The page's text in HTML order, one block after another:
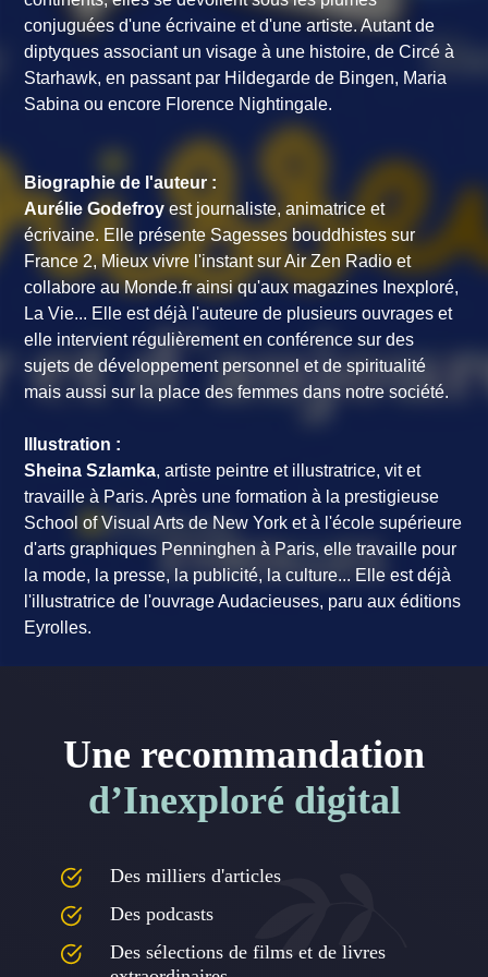
conjuguées d'une écrivaine et d'une artiste. Autant de
diptyques associant un visage à une histoire, de Circé à
Starhawk, en passant par Hildegarde de Bingen, Maria
Sabina ou encore Florence Nightingale.
Biographie de l'auteur :
Aurélie Godefroy est journaliste, animatrice et
écrivaine. Elle présente Sagesses bouddhistes sur
France 2, Mieux vivre l'instant sur Air Zen Radio et
collabore au Monde.fr ainsi qu'aux magazines Inexploré,
La Vie... Elle est déjà l'auteure de plusieurs ouvrages et
elle intervient régulièrement en conférence sur des
sujets de développement personnel et de spiritualité
mais aussi sur la place des femmes dans notre société.
Illustration :
Sheina Szlamka, artiste peintre et illustratrice, vit et
travaille à Paris. Après une formation à la prestigieuse
School of Visual Arts de New York et à l'école supérieure
d'arts graphiques Penninghen à Paris, elle travaille pour
la mode, la presse, la publicité, la culture... Elle est déjà
l'illustratrice de l'ouvrageAudacieuses, paru aux éditions
Eyrolles.
Une recommandation
d’Inexploré digital
Des milliers d'articles
Des podcasts
Des sélections de films et de livres